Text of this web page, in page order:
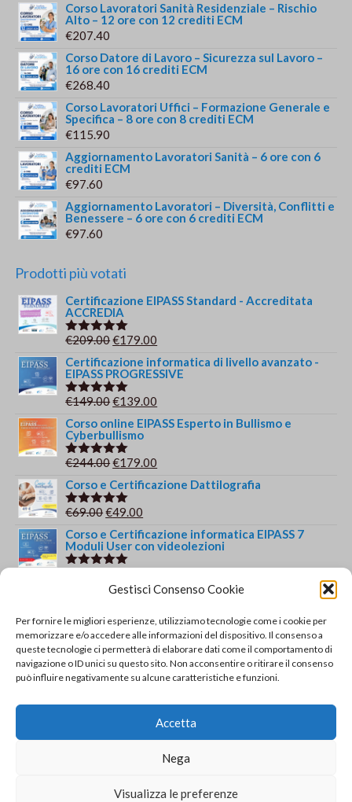
Gestisci Consenso Cookie
Per fornire le migliori esperienze, utilizziamo tecnologie come i cookie per
memorizzare e/o accedere alle informazioni del dispositivo. Il consenso a
queste tecnologie ci permetterà di elaborare dati come il comportamento di
navigazione o ID unici su questo sito. Non acconsentire o ritirare il consenso
può influire negativamente su alcune caratteristiche e funzioni.
Accetta
Nega
Visualizza le preferenze
Corso Lavoratori Sanità Residenziale – Rischio
Alto – 12 ore con 12 crediti ECM
€207.40
Corso Datore di Lavoro – Sicurezza sul Lavoro –
16 ore con 16 crediti ECM
€268.40
Corso Lavoratori Uffici – Formazione Generale e
Specifica – 8 ore con 8 crediti ECM
€115.90
Aggiornamento Lavoratori Sanità – 6 ore con 6
crediti ECM
€97.60
Aggiornamento Lavoratori – Diversità, Conflitti e
Benessere – 6 ore con 6 crediti ECM
€97.60
Prodotti più votati
Certificazione EIPASS Standard - Accreditata
ACCREDIA
Valutato
€209.00Il
prezzo
originale
era:
€179.00
prezzo
attuale
Certificazione informatica di livello avanzato -
EIPASS PROGRESSIVE
Valutato
€149.00Il
prezzo
originale
era:
€139.00
prezzo
Corso online EIPASS Esperto in Bullismo e
Cyberbullismo
Valutato
€244.00Il
prezzo
originale
era:
€244.00.
€179.00
prezzo
€179.00.
Corso e Certificazione Dattilografia
Valutato
€69.00Il
prezzo
originale
era:
€69.00.
€49.00
prezzo
attuale
è:
€49.00.
Corso e Certificazione informatica EIPASS 7
Moduli User con videolezioni
su 5
Il
prezzo
era:
€244.00.
Il
prezzo
è:
€179.00.
Certificazione EIPASS Standard - Accreditata
ACCREDIA
Valutato5
di Fabiana Quattrocchi
Corso e Certificazione Dattilografia
su 5
Esame integrativo da EIPASS 7 Moduli User a
EIPASS Standard - Accreditato ACCREDIA
5
di francesca paola b.